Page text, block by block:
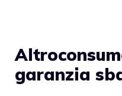
garanzia